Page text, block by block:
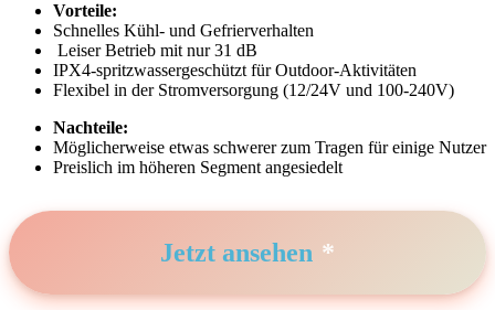
Vorteile:
Schnelles Kühl- und⁣ Gefrierverhalten
⁣ Leiser Betrieb mit⁤ nur 31 dB
IPX4-spritzwassergeschützt für Outdoor-Aktivitäten
Flexibel in der Stromversorgung (12/24V und 100-240V)
Nachteile:
Möglicherweise etwas schwerer zum⁢ Tragen⁣ für einige Nutzer
Preislich im höheren Segment angesiedelt
Jetzt ansehen